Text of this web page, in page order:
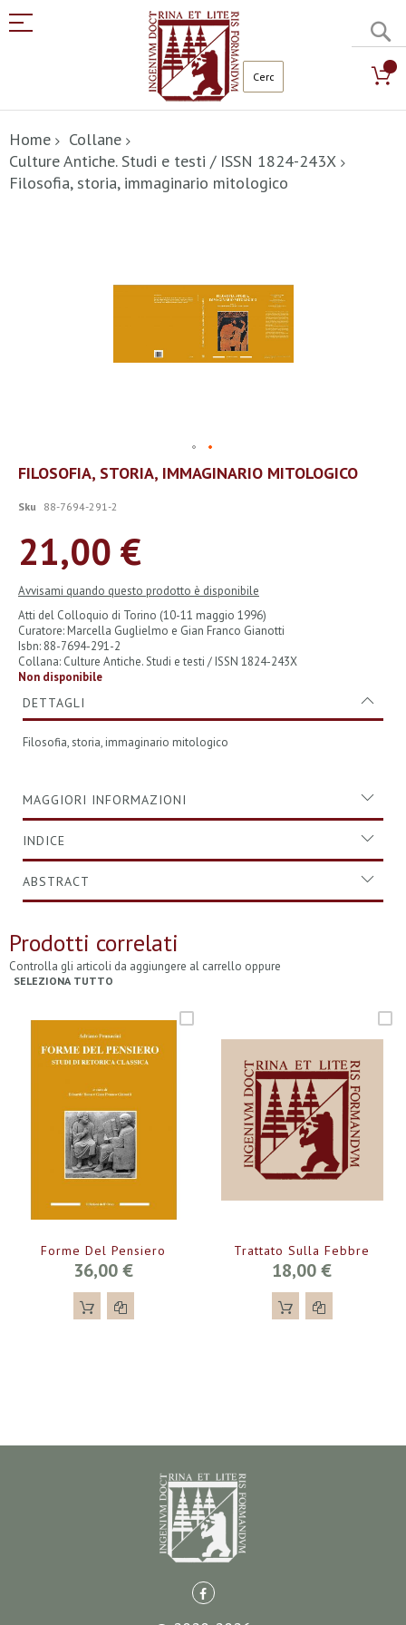
al
contenuto
Home
Collane
Culture Antiche. Studi e testi / ISSN 1824-243X
Filosofia, storia, immaginario mitologico
Vai
all'inizio
galleria
immagini
FILOSOFIA, STORIA, IMMAGINARIO MITOLOGICO
Sku 88-7694-291-2
21,00 €
Avvisami quando questo prodotto è disponibile
Atti del Colloquio di Torino (10-11 maggio 1996)
Curatore: Marcella Guglielmo e Gian Franco Gianotti
Isbn: 88-7694-291-2
Collana: Culture Antiche. Studi e testi / ISSN 1824-243X
Non disponibile
DETTAGLI
Filosofia, storia, immaginario mitologico
MAGGIORI INFORMAZIONI
INDICE
ABSTRACT
Prodotti correlati
Controlla gli articoli da aggiungere al carrello oppure
SELEZIONA TUTTO
Forme Del Pensiero
36,00 €
Trattato Sulla Febbre
18,00 €